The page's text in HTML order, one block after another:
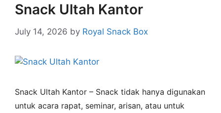
Snack Ultah Kantor
July 14, 2026 by Royal Snack Box
Snack Ultah Kantor – Snack tidak hanya digunakan
untuk acara rapat, seminar, arisan, atau untuk